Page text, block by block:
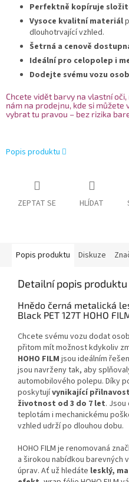
Perfektně kopíruje
Vysoce kvalitní materiál
dlouhotrvající vzhled.
Šetrná a cenově
Ideální pro celopolep i
Dodejte svému vozu
Chcete vidět barvy na vlastní
nám na prodejnu, kde si
vybrat tu pravou – bez rizika
Popis produktu
ZEPTAT SE HLÍDAT
Popis produktu Diskuze
Detailní popis produktu
Hnědo černá metalická
Black PET 127T HOHO
Chcete svému vozu dodat
přitom mít možnost kdykoliv
HOHO FILM jsou ideálním
jsou navrženy tak, aby
automobilového polepu. Díky
poskytujívynikající přilnavost
životnost od 3 do 7 let. Jsou
teplotám i mechanickému
vzhled udrží po dlouhou dobu.
HOHO FILM je renomovaná
a širokou nabídkou barevných
úprav. Ať už hledáte lesklý,